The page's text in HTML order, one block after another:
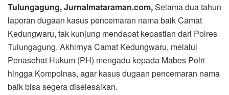
Tulungagung, Jurnalmataraman.com,Selama dua tahun
laporan dugaan kasus pencemaran nama baik Camat
Kedungwaru, tak kunjung mendapat kepastian dari Polres
Tulungagung. Akhirnya Camat Kedungwaru, melalui
Penasehat Hukum (PH) mengadu kepada Mabes Polri
hingga Kompolnas, agar kasus dugaan pencemaran nama
baik bisa segera diselesaikan.